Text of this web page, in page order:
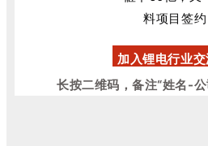
加入锂电行业
长按二维码，备注“姓名-